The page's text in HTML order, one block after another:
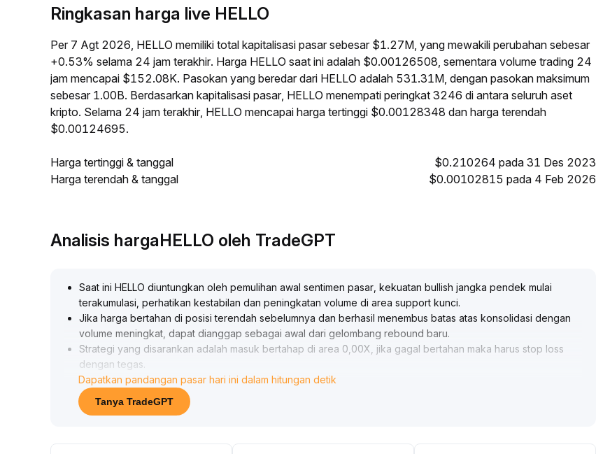
Ringkasan harga live HELLO
Per 7 Agt 2026, HELLO memiliki total kapitalisasi pasar sebesar $1.27M, yang mewakili perubahan sebesar
+0.53% selama 24 jam terakhir. Harga HELLO saat ini adalah $0.00126508, sementara volume trading 24
jam mencapai $152.08K. Pasokan yang beredar dari HELLO adalah 531.31M, dengan pasokan maksimum
sebesar 1.00B. Berdasarkan kapitalisasi pasar, HELLO menempati peringkat 3246 di antara seluruh aset
kripto. Selama 24 jam terakhir, HELLO mencapai harga tertinggi $0.00128348 dan harga terendah
$0.00124695.
Harga tertinggi & tanggal
$0.210264 pada 31 Des 2023
Harga terendah & tanggal
$0.00102815 pada 4 Feb 2026
Analisis hargaHELLO oleh TradeGPT
Saat ini HELLO diuntungkan oleh pemulihan awal sentimen pasar, kekuatan bullish jangka pendek mulai
terakumulasi, perhatikan kestabilan dan peningkatan volume di area support kunci.
Jika harga bertahan di posisi terendah sebelumnya dan berhasil menembus batas atas konsolidasi dengan
volume meningkat, dapat dianggap sebagai awal dari gelombang rebound baru.
Strategi yang disarankan adalah masuk bertahap di area 0,00X, jika gagal bertahan maka harus stop loss
dengan tegas
Operasi perlu memantau kolaborasi volume-harga dan perubahan pola candlestick secara ketat,
memastikan partisipasi pasar dengan risiko yang terkendali
Dapatkan pandangan pasar hari ini dalam hitungan detik
Tanya TradeGPT